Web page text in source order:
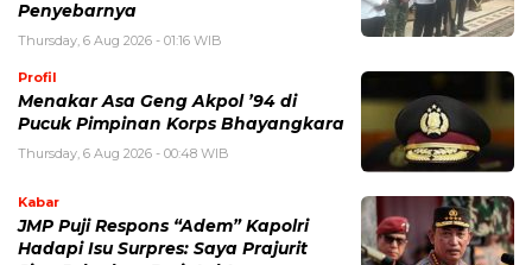
Penyebarnya
Thursday, 6 Aug 2026 - 01:16 WIB
Profil
Menakar Asa Geng Akpol ’94 di
Pucuk Pimpinan Korps Bhayangkara
Thursday, 6 Aug 2026 - 00:48 WIB
Kabar
JMP Puji Respons “Adem” Kapolri
Hadapi Isu Surpres: Saya Prajurit